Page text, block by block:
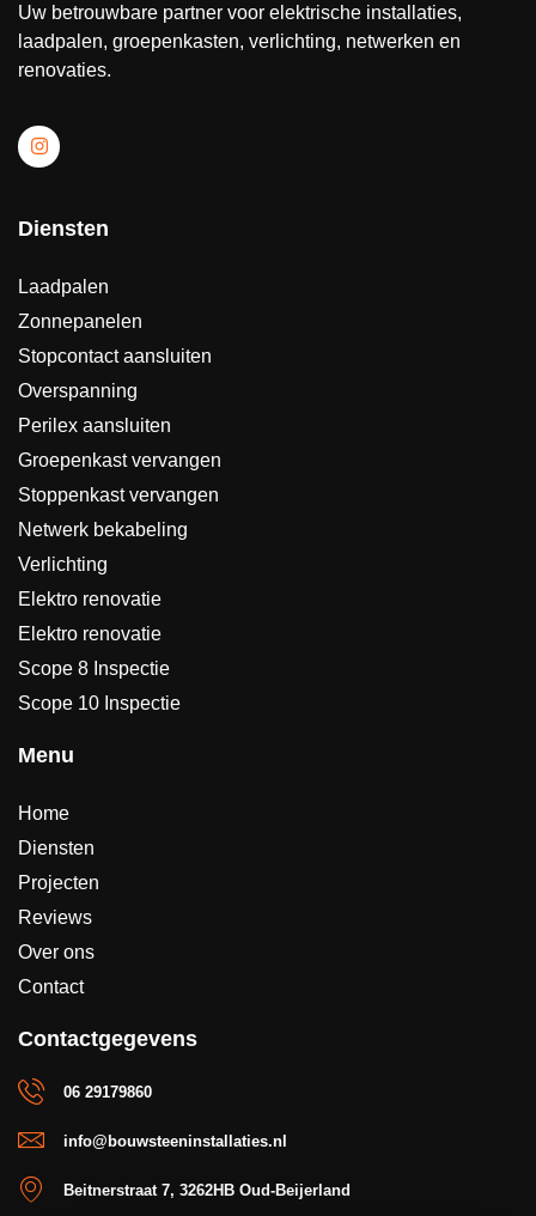
Uw betrouwbare partner voor elektrische installaties,
laadpalen, groepenkasten, verlichting, netwerken en
renovaties.
Diensten
Laadpalen
Zonnepanelen
Stopcontact aansluiten
Overspanning
Perilex aansluiten
Groepenkast vervangen
Stoppenkast vervangen
Netwerk bekabeling
Verlichting
Elektro renovatie
Elektro renovatie
Scope 8 Inspectie
Scope 10 Inspectie
Menu
Home
Diensten
Projecten
Reviews
Over ons
Contact
Contactgegevens
06 29179860
info@bouwsteeninstallaties.nl
Beitnerstraat 7, 3262HB Oud-Beijerland